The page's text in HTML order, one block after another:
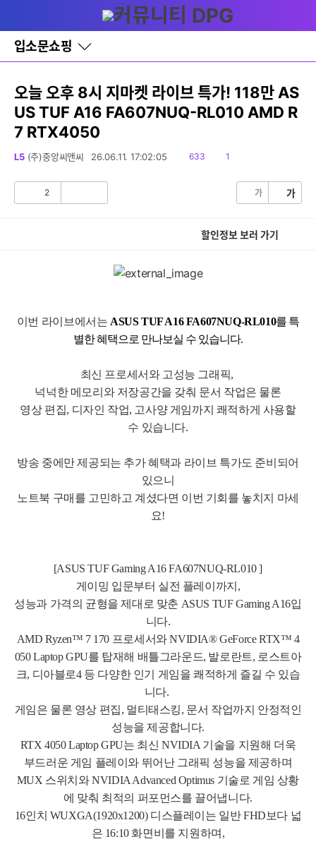
와
홈
입소문쇼핑
바
로
기
레
이
어
창
글
오늘 오후 8시 지마켓 라이브 특가! 118만 AS
US TUF A16 FA607NUQ-RL010 AMD R
7 RTX4050
L5 (주)중앙씨앤씨 26.06.11. 17:02:05
읽
633
댓1
2 가 가
할인정보 보러 가기
이번 라이브 에서는 ASUS TUF A16 FA607NUQ-RL010를 특
별한 혜택으로 만나보실 수 있습니다.
최신 프로세서와 고성능 그래픽,
넉넉한 메모리와 저장공간을 갖춰 문서 작업은 물론
영상 편집, 디자인 작업, 고사양 게임까지 쾌적하게 사용할
수 있습니다.
방송 중에만 제공되는 추가 혜택과 라이브 특가도 준비되어
있으니
노트북 구매를 고민하고 계셨다면 이번 기회를 놓치지 마세
요!
[ASUS TUF Gaming A16 FA607NUQ-RL010 ]
게이밍 입문부터 실전 플레이까지,
성능과 가격의 균형을 제대로 맞춘 ASUS TUF Gaming A16입
니다.
AMD Ryzen™ 7 170 프로세서와 NVIDIA® GeForce RTX™ 4
050 Laptop GPU를 탑재해 배틀그라운드, 발로란트, 로스트아
크, 디아블로4 등 다양한 인기 게임을 쾌적하게 즐길 수 있습
니다.
게임은 물론 영상 편집, 멀티태스킹, 문서 작업까지 안정적인
성능을 제공합니다.
RTX 4050 Laptop GPU는 최신 NVIDIA 기술을 지원해 더욱
부드러운 게임 플레이와 뛰어난 그래픽 성능을 제공하며
MUX 스위치와 NVIDIA Advanced Optimus 기술로 게임 상황
에 맞춰 최적의 퍼포먼스를 끌어냅니다.
16인치 WUXGA(1920x1200) 디스플레이는 일반 FHD보다 넓
은 16:10 화면비를 지원하며,